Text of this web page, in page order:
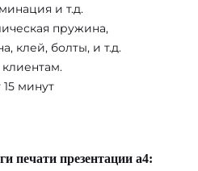
и т.д.
пружина,
клей, болты, и т.д.
минут
печати презентации а4: